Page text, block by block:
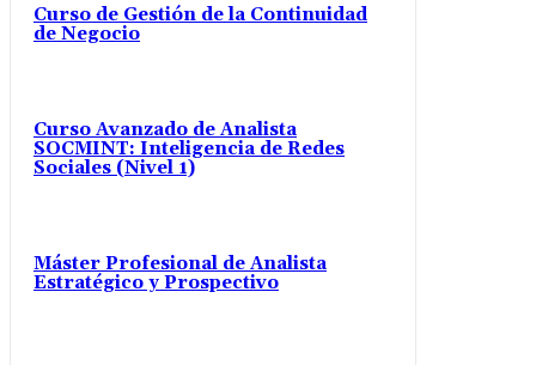
Curso de Gestión de la Continuidad
de Negocio
Curso Avanzado de Analista
SOCMINT: Inteligencia de Redes
Sociales (Nivel 1)
Máster Profesional de Analista
Estratégico y Prospectivo